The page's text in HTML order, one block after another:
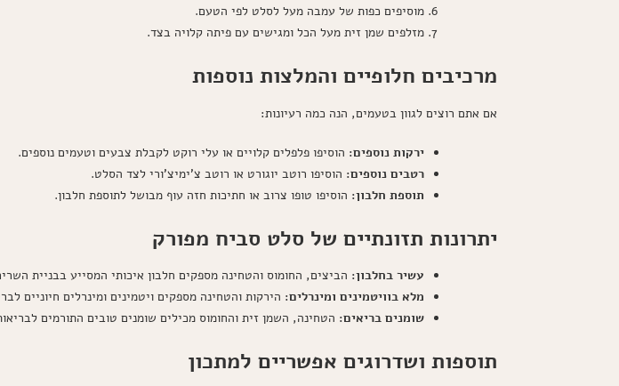
מוסיפים כפות של עמבה מעל לסלט לפי הטעם.
מזלפים שמן זית מעל הכל ומגישים עם פיתה קלויה בצד.
מרכיבים חלופיים והמלצות נוספות
אם אתם רוצים לגוון בטעמים, הנה כמה רעיונות:
ירקות נוספים: הוסיפו פלפלים קלויים או עלי רוקט לקבלת צבעים וטעמים נוספים.
רטבים נוספים: הוסיפו רוטב יוגורט או רוטב צ'ימיצ'ורי לצד הסלט.
תוספת חלבון: הוסיפו טופו צרוב או חתיכות חזה עוף מבושל לתוספת חלבון.
יתרונות תזונתיים של סלט סביח מפורק
עשיר בחלבון: הביצים, החומוס והטחינה מספקים חלבון איכותי המסייע בבניית
מלא בוויטמינים ומינרלים: הירקות והטחינה מספקים ויטמינים ומינרלים חיוניים
שומנים בריאים: הטחינה, השמן זית והחומוס מכילים שומנים טובים התורמים
תוספות ושדרוגים אפשריים למתכון